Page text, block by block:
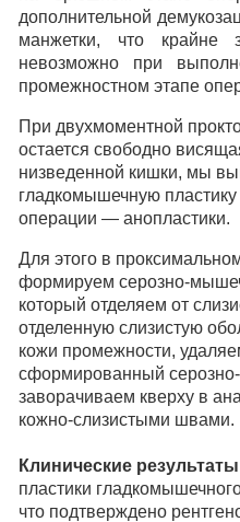
дополнительной
манжетки, что крайне
невозможно при
промежностном этапе
При двухмоментной
остается свободно
низведенной кишки, мы
гладкомышечную
операции — анопластики.
Для этого в
формируем серозно-
который отделяем от
отделенную слизистую
кожи промежности,
сформированный
заворачиваем кверху в
кожно-слизистыми швами.
Клинические результаты
пластики
что подтверждено